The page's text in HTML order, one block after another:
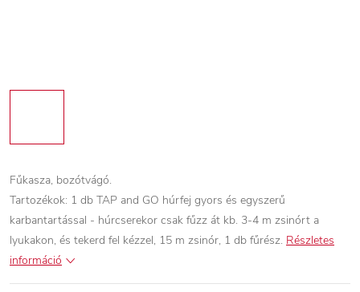
Fűkasza, bozótvágó.
Tartozékok: 1 db TAP and GO húrfej gyors és egyszerű
karbantartással - húrcserekor csak fűzz át kb. 3-4 m zsinórt a
lyukakon, és tekerd fel kézzel, 15 m zsinór, 1 db fűrész. Részletes
információ